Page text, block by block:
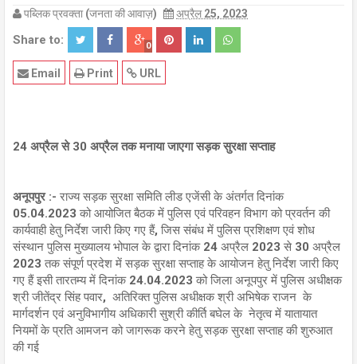
पब्लिक प्रवक्ता (जनता की आवाज़) अप्रैल 25, 2023
Share to: 0
URL
Print
Email
24 अप्रैल से 30 अप्रैल तक मनाया जाएगा सड़क सुरक्षा सप्ताह
अनूपपुर :- राज्य सड़क सुरक्षा समिति लीड एजेंसी के अंतर्गत दिनांक
05.04.2023 को आयोजित बैठक में पुलिस एवं परिवहन विभाग को प्रवर्तन की
कार्यवाही हेतु निर्देश जारी किए गए हैं, जिस संबंध में पुलिस प्रशिक्षण एवं शोध
संस्थान पुलिस मुख्यालय भोपाल के द्वारा दिनांक 24 अप्रैल 2023 से 30 अप्रैल
2023 तक संपूर्ण प्रदेश में सड़क सुरक्षा सप्ताह के आयोजन हेतु निर्देश जारी किए
गए हैं इसी तारतम्य में दिनांक 24.04.2023 को जिला अनूपपुर में पुलिस अधीक्षक
श्री जीतेंद्र सिंह पवार, अतिरिक्त पुलिस अधीक्षक श्री अभिषेक राजन के
मार्गदर्शन एवं अनुविभागीय अधिकारी सुश्री कीर्ति बघेल के नेतृत्व में यातायात
नियमों के प्रति आमजन को जागरूक करने हेतु सड़क सुरक्षा सप्ताह की शुरुआत
की गई